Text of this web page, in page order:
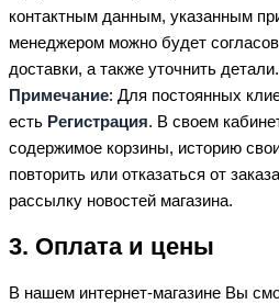
контактным данным, указанным
менеджером можно будет
доставки, а также уточнить детали.
Примечание: Для постоянных
есть Регистрация. В своем
содержимое корзины, историю
повторить или отказаться от
рассылку новостей магазина.
3. Оплата и цены
В нашем интернет-магазине Вы